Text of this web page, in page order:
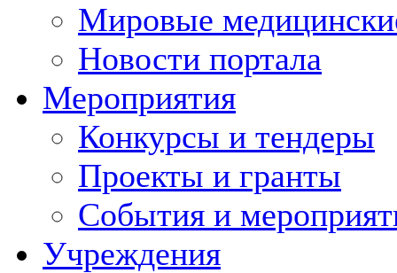
Мировые
Новости портала
Мероприятия
Конкурсы и тендеры
Проекты и гранты
События и
Учреждения